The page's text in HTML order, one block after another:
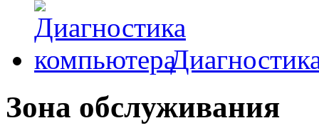
Зона обслуживания